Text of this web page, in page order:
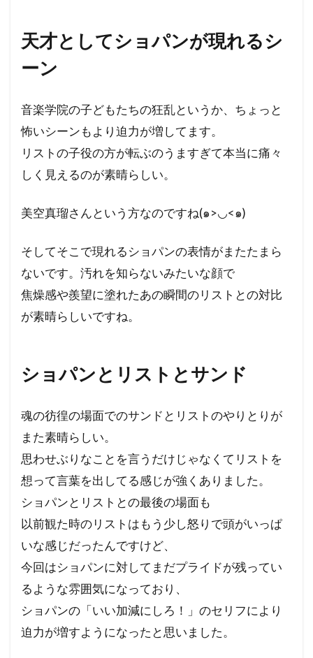
天才としてショパンが現れるシ
ーン
音楽学院の子どもたちの狂乱というか、ちょっと
怖いシーンもより迫力が増してます。
リストの子役の方が転ぶのうますぎて本当に痛々
しく見えるのが素晴らしい。
美空真瑠さんという方なのですね(๑>◡<๑)
そしてそこで現れるショパンの表情がまたたまら
ないです。汚れを知らないみたいな顔で
焦燥感や羨望に塗れたあの瞬間のリストとの対比
が素晴らしいですね。
ショパンとリストとサンド
魂の彷徨の場面でのサンドとリストのやりとりが
また素晴らしい。
思わせぶりなことを言うだけじゃなくてリストを
想って言葉を出してる感じが強くありました。
ショパンとリストとの最後の場面も
以前観た時のリストはもう少し怒りで頭がいっぱ
いな感じだったんですけど、
今回はショパンに対してまだプライドが残ってい
るような雰囲気になっており、
ショパンの「いい加減にしろ！」のセリフにより
迫力が増すようになったと思いました。